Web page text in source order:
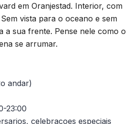
em Oranjestad. Interior, com
vista para o oceano e sem
a sua frente. Pense nele como o
se arrumar.
andar)
23:00
celebracoes especiais